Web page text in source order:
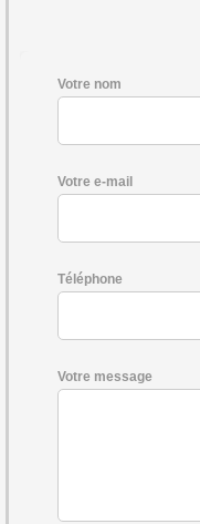
Votre nom
Votre e-mail
Téléphone
Votre message